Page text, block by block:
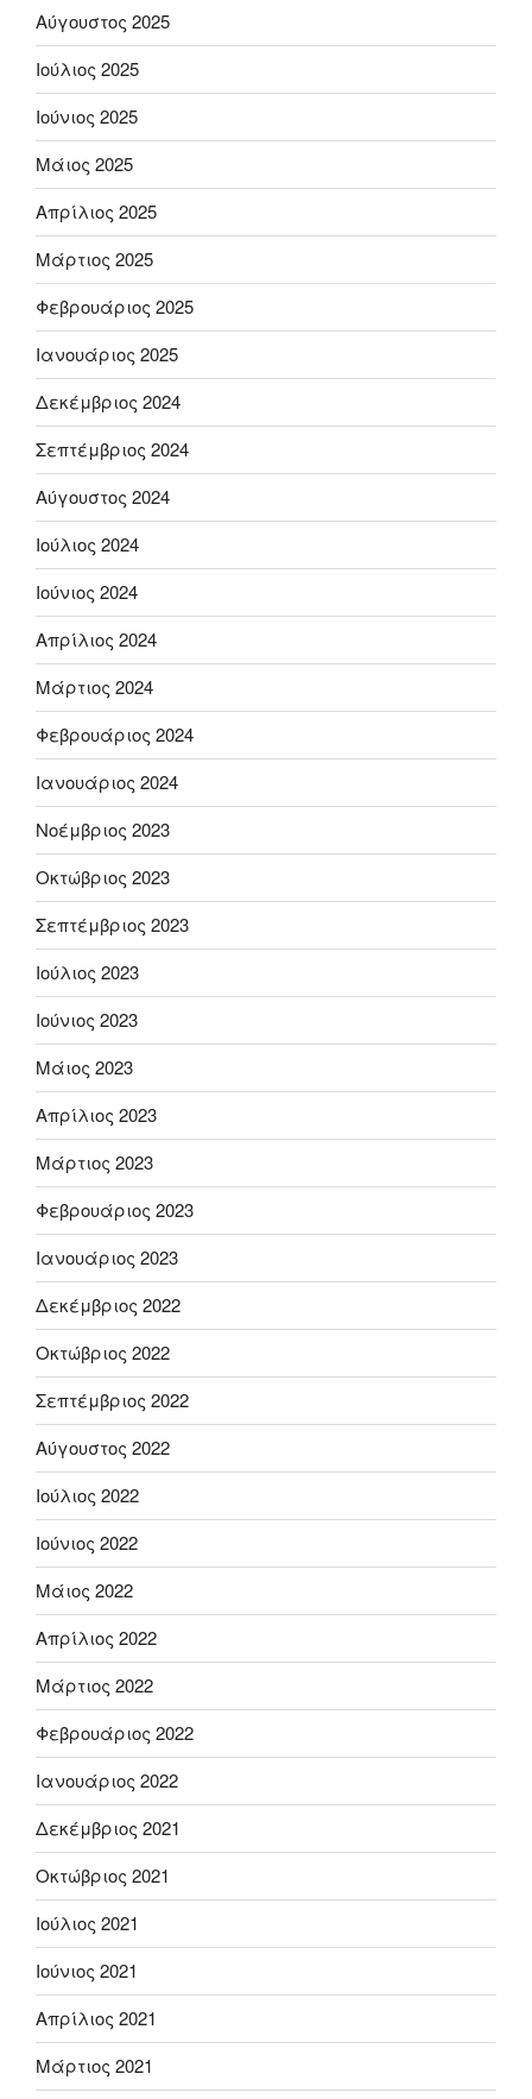
Αύγουστος 2025
Ιούλιος 2025
Ιούνιος 2025
Μάιος 2025
Απρίλιος 2025
Μάρτιος 2025
Φεβρουάριος 2025
Ιανουάριος 2025
Δεκέμβριος 2024
Σεπτέμβριος 2024
Αύγουστος 2024
Ιούλιος 2024
Ιούνιος 2024
Απρίλιος 2024
Μάρτιος 2024
Φεβρουάριος 2024
Ιανουάριος 2024
Νοέμβριος 2023
Οκτώβριος 2023
Σεπτέμβριος 2023
Ιούλιος 2023
Ιούνιος 2023
Μάιος 2023
Απρίλιος 2023
Μάρτιος 2023
Φεβρουάριος 2023
Ιανουάριος 2023
Δεκέμβριος 2022
Οκτώβριος 2022
Σεπτέμβριος 2022
Αύγουστος 2022
Ιούλιος 2022
Ιούνιος 2022
Μάιος 2022
Απρίλιος 2022
Μάρτιος 2022
Φεβρουάριος 2022
Ιανουάριος 2022
Δεκέμβριος 2021
Οκτώβριος 2021
Ιούλιος 2021
Ιούνιος 2021
Απρίλιος 2021
Μάρτιος 2021